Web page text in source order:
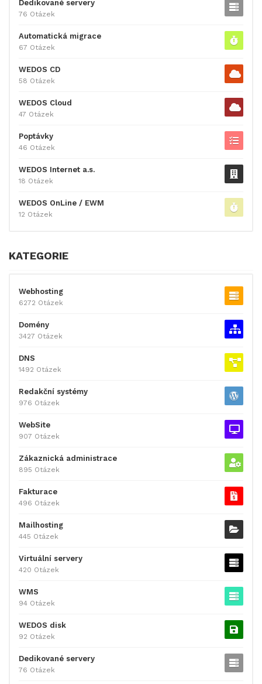
Dedikované servery
76 Otázek
Automatická migrace
67 Otázek
WEDOS CD
58 Otázek
WEDOS Cloud
47 Otázek
Poptávky
46 Otázek
WEDOS Internet a.s.
18 Otázek
WEDOS OnLine / EWM
12 Otázek
KATEGORIE
Webhosting
6272 Otázek
Domény
3427 Otázek
DNS
1492 Otázek
Redakční systémy
976 Otázek
WebSite
907 Otázek
Zákaznická administrace
895 Otázek
Fakturace
496 Otázek
Mailhosting
445 Otázek
Virtuální servery
420 Otázek
WMS
94 Otázek
WEDOS disk
92 Otázek
Dedikované servery
76 Otázek